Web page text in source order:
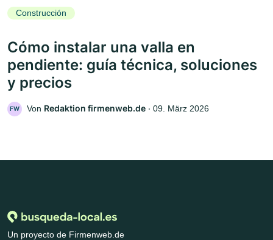
Construcción
Cómo instalar una valla en
pendiente: guía técnica, soluciones
y precios
FW Von Redaktion firmenweb.de ‧ 09. März 2026
Un proyecto de Firmenweb.de